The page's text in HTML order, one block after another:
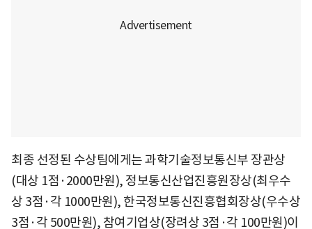
최종 선정된 수상팀에게는 과학기술정보통신부 장관상
(대상 1점·2000만원), 정보통신산업진흥원장상(최우수
상 3점·각 1000만원), 한국정보통신진흥협회장상(우수상
3점·각 500만원), 참여기업상(장려상 3점·각 100만원)이